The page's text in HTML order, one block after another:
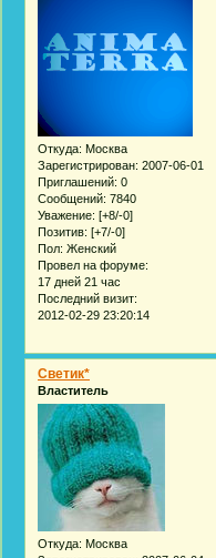
Откуда: Москва
Зарегистрирован: 2007-06-01
Приглашений: 0
Сообщений: 7840
Уважение: [+8/-0]
Позитив: [+7/-0]
Пол: Женский
Провел на форуме:
17 дней 21 час
Последний визит:
2012-02-29 23:20:14
Светик*
Властитель
Откуда: Москва